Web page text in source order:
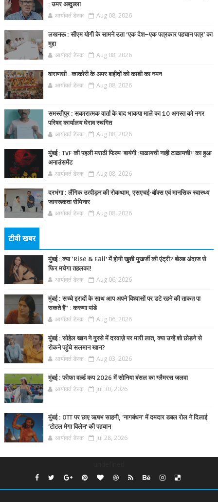
: उमर अब्दुल्ला
आर्यावर्त डेस्क Aug 08, 2026
लखनऊ : सीएम योगी के सामने उठा ‘एक देश–एक पत्रकार पहचान पत्र’ का
मुद्दा
आर्यावर्त डेस्क Aug 08, 2026
वाराणसी : काकोरी के अमर शहीदों को काशी का नमन
आर्यावर्त डेस्क Aug 08, 2026
समस्तीपुर : सकारात्मक वार्ता के बाद भाकपा माले का 10 अगस्त को नगर
परिषद कार्यालय घेराव स्थगित
आर्यावर्त डेस्क Aug 08, 2026
मुंबई : TVF की पहली मराठी फिल्म 'बायंगी :पाळायची नाही टाळायची!' का हुआ
अनाउंसमेंट
आर्यावर्त डेस्क Aug 08, 2026
दरभंगा : लैंगिक उत्पीड़न की रोकथाम, एसएचई-बॉक्स एवं मानसिक स्वास्थ्य
जागरूकता सेमिनार
आर्यावर्त डेस्क Aug 08, 2026
टीवी खबर
मुंबई : क्या ‘Rise & Fall’ में होगी खुशी मुखर्जी की एंट्री? बोल्ड अंदाज से
फिर मचेगा तहलका!
आर्यावर्त डेस्क Aug 06, 2026
मुंबई : सच्चे इरादों के साथ आप अपने विश्वासों पर डटे रहने की ताकत पा
सकते हैं” : करुणा पांडे
आर्यावर्त डेस्क Aug 06, 2026
मुंबई : सोहेल खान ने गुस्से में दरवाज़े पर मारी लात, क्या उन्हें शो छोड़ने से
रोकने पहुंचे सलमान खान?
आर्यावर्त डेस्क Aug 03, 2026
मुंबई : फीफा वर्ल्ड कप 2026 में सोनिया बंसल का ग्लैमरस जलवा
आर्यावर्त डेस्क Jul 30, 2026
मुंबई : OTT पर छाए ऋषभ साहनी, 'नागबंधन' में दमदार डबल रोल ने दिलाई
'टोटल मेगा विलेन' की पहचान
आर्यावर्त डेस्क Jul 28, 2026